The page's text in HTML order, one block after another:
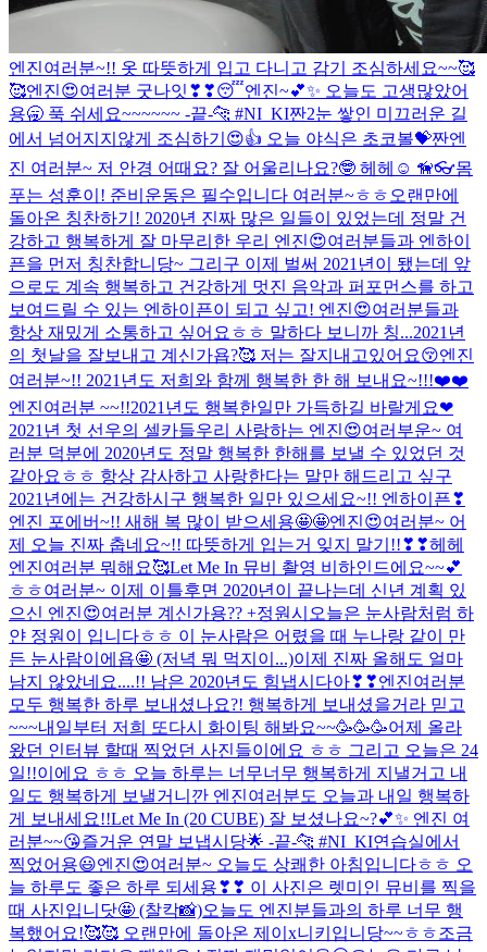
엔진여러분~!! 옷 따뜻하게 입고 다니고 감기 조심하세요~~🥰
🥰엔진😍여러분 굿나잇❣❣😴엔진~💕✨ 오늘도 고생많았어
용🥱 푹 쉬세요~~~~~~ -끝-🐆 #NI_KI짠2눈 쌓인 미끄러운 길
에서 넘어지지않게 조심하기😍👍 오늘 야식은 초코볼💝짠엔
진 여러분~ 저 안경 어때요? 잘 어울리나요?🤓 헤헤☺️ 🦮👓몸
푸는 성훈이! 준비운동은 필수입니다 여러분~ㅎㅎ 오랜만에
돌아온 칭찬하기! 2020년 진짜 많은 일들이 있었는데 정말 건
강하고 행복하게 잘 마무리한 우리 엔진😍여러분들과 엔하이
픈을 먼저 칭찬합니당~ 그리구 이제 벌써 2021년이 됐는데 앞
으로도 계속 행복하고 건강하게 멋진 음악과 퍼포먼스를 하고
보여드릴 수 있는 엔하이픈이 되고 싶고! 엔진😍여러분들과
항상 재밌게 소통하고 싶어요ㅎㅎ 말하다 보니까 칭...2021년
의 첫날을 잘보내고 계신가욥?🥰 저는 잘지내고있어요😚엔진
여러분~!! 2021년도 저희와 함께 행복한 한 해 보내요~!!!❤️❤️
엔진여러분 ~~!!2021년도 행복한일만 가득하길 바랄게요❤
2021년 첫 선우의 셀카들우리 사랑하는 엔진😍여러부운~ 여
러분 덕분에 2020년도 정말 행복한 한해를 보낼 수 있었던 것
같아요ㅎㅎ 항상 감사하고 사랑한다는 말만 해드리고 싶구
2021년에는 건강하시구 행복한 일만 있으세요~!! 엔하이픈❣
엔진 포에버~!! 새해 복 많이 받으세용🤩🤩엔진😍여러분~ 어
제 오늘 진짜 춥네요~!! 따뜻하게 입는거 잊지 말기!!❣❣헤헤
엔진여러분 뭐해요🥰Let Me In 뮤비 촬영 비하인드에요~~💕
ㅎㅎ여러분~ 이제 이틀후면 2020년이 끝나는데 신년 계획 있
으신 엔진😍여러분 계신가용?? +정원시 오늘은 눈사람처럼 하
얀 정원이 입니다ㅎㅎ 이 눈사람은 어렸을 때 누나랑 같이 만
든 눈사람이에욥🤩 (저녁 뭐 먹지이...)이제 진짜 올해도 얼마
남지 않았네요....!! 남은 2020년도 힘냅시다아❣❣엔진여러분
모두 행복한 하루 보내셨나요?! 행복하게 보내셨을거라 믿고
~~~내일부터 저희 또다시 화이팅 해봐요~~🥳🥳🥳어제 올라
왔던 인터뷰 할때 찍었던 사진들이에요 ㅎㅎ 그리고 오늘은 24
일!!이에요 ㅎㅎ 오늘 하루는 너무너무 행복하게 지낼거고 내
일도 행복하게 보낼거니깐 엔진여러분도 오늘과 내일 행복하
게 보내세요!!Let Me In (20 CUBE) 잘 보셨나요~?💕✨ 엔진 여
러분~~😘즐거운 연말 보냅시당🌟 -끝-🐆 #NI_KI연습실에서
찍었어용😃엔진😍여러분~ 오늘도 상쾌한 아침입니다ㅎㅎ 오
늘 하루도 좋은 하루 되세용❣❣ 이 사진은 렛미인 뮤비를 찍을
때 사진입니닷🤩 (찰칵📸)오늘도 엔진분들과의 하루 너무 행
복했어요!🥰🥰 오랜만에 돌아온 제이x니키입니당~~ㅎㅎ조금